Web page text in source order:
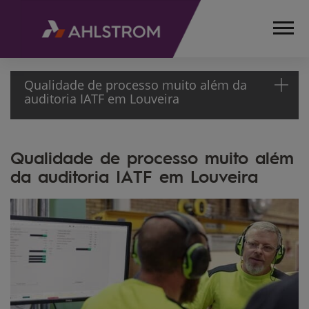
Qualidade de processo muito além da
auditoria IATF em Louveira
MÍDIA
NEWSLETTER
SAÚDE &
Qualidade de processo muito além
da auditoria IATF em Louveira